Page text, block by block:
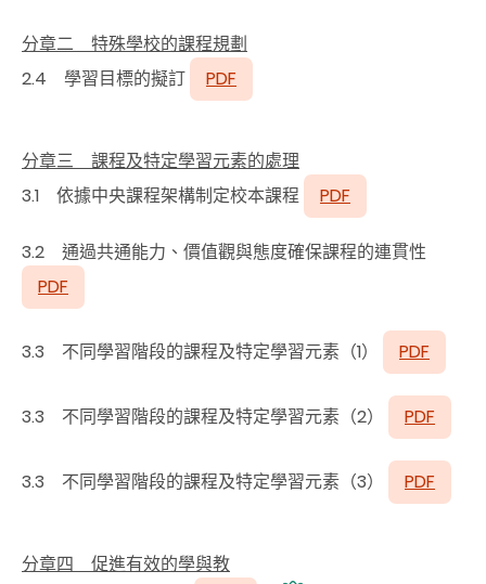
分章二 特殊學校的課程規劃
2.4 學習目標的擬訂
PDF
分章三 課程及特定學習元素的處理
3.1 依據中央課程架構制定校本課程
PDF
3.2 通過共通能力、價值觀與態度確保課程的連貫性
PDF
3.3 不同學習階段的課程及特定學習元素（1） PDF
3.3 不同學習階段的課程及特定學習元素（2） PDF
3.3 不同學習階段的課程及特定學習元素（3） PDF
分章四 促進有效的學與教